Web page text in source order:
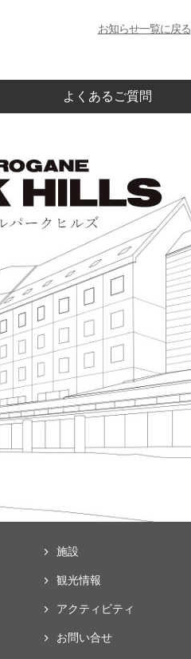
お知らせ一覧に戻る
よくあるご質問
施設
観光情報
アクティビティ
お問い合せ